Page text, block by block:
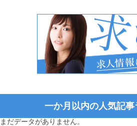
一か月以内の人気記
まだデータがありません。